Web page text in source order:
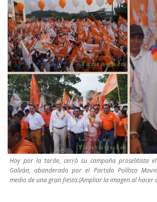
Hoy por la tarde, cerró su campaña proselitista
Galván, abanderado por el Partido Político
medio de una gran fiesta.(Ampliar la imagen al hacer